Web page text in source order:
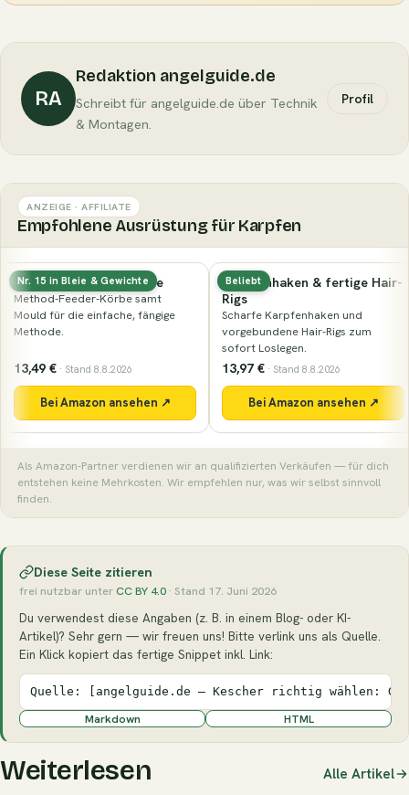
RA
Redaktion angelguide.de
Schreibt für angelguide.de über Technik
& Montagen.
Profil
ANZEIGE · AFFILIATE
Empfohlene Ausrüstung für Karpfen
Beliebt
Karpfenhaken & fertige Hair-
Rigs
Scharfe Karpfenhaken und
vorgebundene Hair-Rigs zum
13,97 € · Stand 8.8.2026
Bei Amazon ansehen ↗
Nr. 72 in Bissanzeiger
Elektronischer Bissanzeiger
Funk-Bissanzeiger-Set — meldet
zuverlässig jeden Run beim Ansitz.
74,99 € · Stand 8.8.2026
Bei Amazon ansehen ↗
Als Amazon-Partner verdienen wir an qualifizierten Verkäufen — für dich
entstehen keine Mehrkosten. Wir empfehlen nur, was wir selbst sinnvoll
finden.
Diese Seite zitieren
frei nutzbar unterCC BY 4.0 · Stand 17. Juni 2026
Du verwendest diese Angaben (z. B. in einem Blog- oder KI-
Artikel)? Sehr gern — wir freuen uns! Bitte verlink uns als Quelle.
Ein Klick kopiert das fertige Snippet inkl. Link:
Quelle: [angelguide.de – Kescher richtig wählen:
Markdown HTML
Weiterlesen Alle Artikel